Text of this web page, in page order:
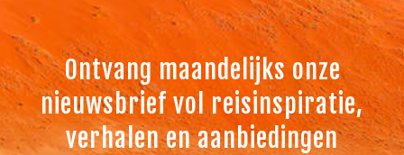
Ontvang maandelijks onze
nieuwsbrief vol reisinspiratie,
verhalen en aanbiedingen